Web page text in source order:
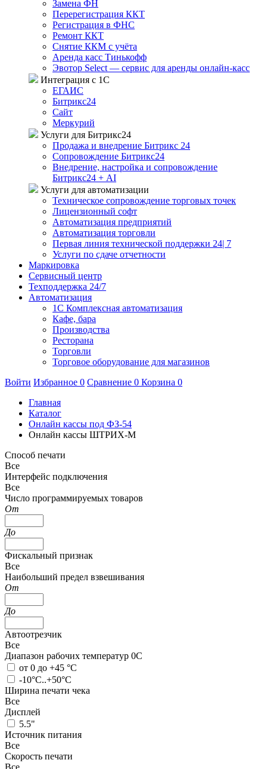
Замена ФН
Перерегистрация ККТ
Регистрация в ФНС
Ремонт ККТ
Снятие ККМ с учёта
Аренда касс Тинькофф
Эвотор Select — сервис для аренды онлайн-касс
Интеграция с 1С
ЕГАИС
Битрикс24
Сайт
Меркурий
Услуги для Битрикс24
Продажа и внедрение Битрикс 24
Сопровождение Битрикс24
Внедрение, настройка и сопровождение
Битрикс24 + AI
Услуги для автоматизации
Техническое сопровождение торговых точек
Лицензионный софт
Автоматизация предприятий
Автоматизация торговли
Первая линия технической поддержки 24| 7
Услуги по сдаче отчетности
Маркировка
Сервисный центр
Техподдержка 24/7
Автоматизация
1C Комплексная автоматизация
Кафе, бара
Производства
Ресторана
Торговли
Торговое оборудование для магазинов
Войти Избранное 0 Сравнение 0 Корзина 0
Главная
Каталог
Онлайн кассы под ФЗ-54
Онлайн кассы ШТРИХ-М
Способ печати
Все
Интерфейс подключения
Все
Число программируемых товаров
От
До
Фискальный признак
Все
Наибольший предел взвешивания
От
До
Автоотрезчик
Все
Диапазон рабочих температур 0С
от 0 до +45 °С
-10°C..+50°C
Ширина печати чека
Все
Дисплей
5.5"
Источник питания
Все
Скорость печати
Все